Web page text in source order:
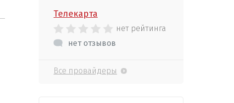
Телекарта
нет рейтинга
нет отзывов
Все провайдеры